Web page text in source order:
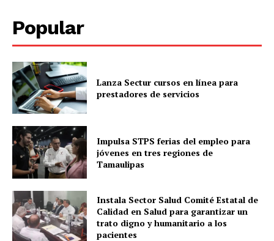
Popular
Lanza Sectur cursos en línea para
prestadores de servicios
Impulsa STPS ferias del empleo para
jóvenes en tres regiones de
Tamaulipas
Instala Sector Salud Comité Estatal de
Calidad en Salud para garantizar un
trato digno y humanitario a los
pacientes